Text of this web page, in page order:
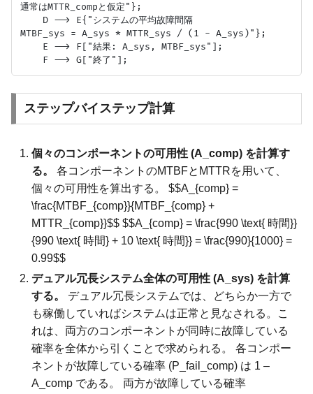
通常はMTTR_compと仮定"};
    D --> E{"システムの平均故障間隔
MTBF_sys = A_sys * MTTR_sys / (1 - A_sys)"};
    E --> F["結果: A_sys, MTBF_sys"];
ステップバイステップ計算
個々のコンポーネントの可用性 (A_comp) を計算す
る。
各コンポーネントのMTBFとMTTRを用いて、
個々の可用性を算出する。 $$A_{comp} =
\frac{MTBF_{comp}}{MTBF_{comp} +
MTTR_{comp}}$$ $$A_{comp} = \frac{990 \text{ 時間}}
{990 \text{ 時間} + 10 \text{ 時間}} = \frac{990}{1000} =
0.99$$
デュアル冗長システム全体の可用性 (A_sys) を計算
する。
デュアル冗長システムでは、どちらか一方で
も稼働していればシステムは正常と見なされる。こ
れは、両方のコンポーネントが同時に故障している
確率を全体から引くことで求められる。 各コンポー
ネントが故障している確率 (P_fail_comp) は 1 –
A_comp である。 両方が故障している確率